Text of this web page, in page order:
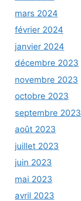
mars 2024
février 2024
janvier 2024
décembre 2023
novembre 2023
octobre 2023
septembre 2023
août 2023
juillet 2023
juin 2023
mai 2023
avril 2023